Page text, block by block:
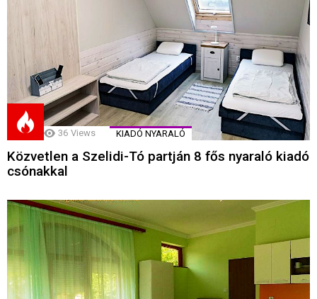
36 Views KIADÓ NYARALÓ
Közvetlen a Szelidi-Tó partján 8 fős nyaraló kiadó
csónakkal